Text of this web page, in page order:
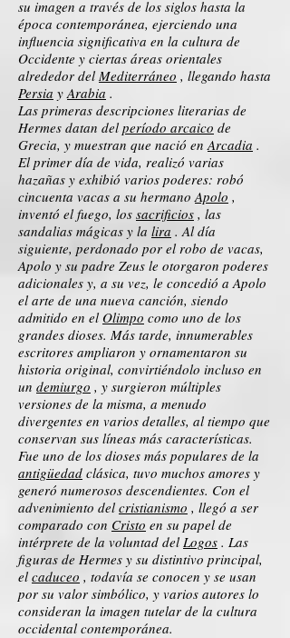
su imagen a través de los siglos hasta la
época contemporánea, ejerciendo una
influencia significativa en la cultura de
Occidente y ciertas áreas orientales
alrededor del Mediterráneo , llegando hasta
Persia yArabia .
Las primeras descripciones literarias de
Hermes datan del período arcaico de
Grecia, y muestran que nació enArcadia .
El primer día de vida, realizó varias
hazañas y exhibió varios poderes: robó
cincuenta vacas a su hermanoApolo ,
inventó el fuego, los sacrificios , las
sandalias mágicas y la lira . Al día
siguiente, perdonado por el robo de vacas,
Apolo y su padre Zeus le otorgaron poderes
adicionales y, a su vez, le concedió a Apolo
el arte de una nueva canción, siendo
admitido en el Olimpo como uno de los
grandes dioses. Más tarde, innumerables
escritores ampliaron y ornamentaron su
historia original, convirtiéndolo incluso en
un demiurgo , y surgieron múltiples
versiones de la misma, a menudo
divergentes en varios detalles, al tiempo que
conservan sus líneas más características.
Fue uno de los dioses más populares de la
antigüedad clásica, tuvo muchos amores y
generó numerosos descendientes. Con el
advenimiento del cristianismo , llegó a ser
comparado con Cristo en su papel de
intérprete de la voluntad del Logos . Las
figuras de Hermes y su distintivo principal,
el caduceo , todavía se conocen y se usan
por su valor simbólico, y varios autores lo
consideran la imagen tutelar de la cultura
occidental contemporánea.